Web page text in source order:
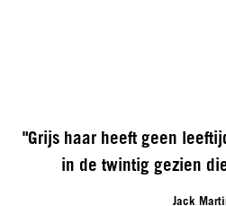
"Grijs haar heeft geen
in de twintig gezien
Jack